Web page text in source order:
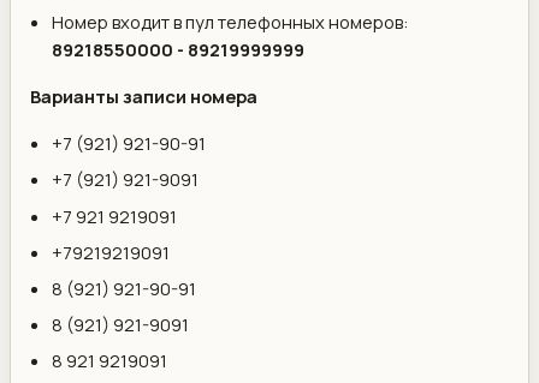
Номер входит в пул телефонных номеров:
89218550000 - 89219999999
Варианты записи номера
+7 (921) 921-90-91
+7 (921) 921-9091
+7 921 9219091
+79219219091
8 (921) 921-90-91
8 (921) 921-9091
8 921 9219091